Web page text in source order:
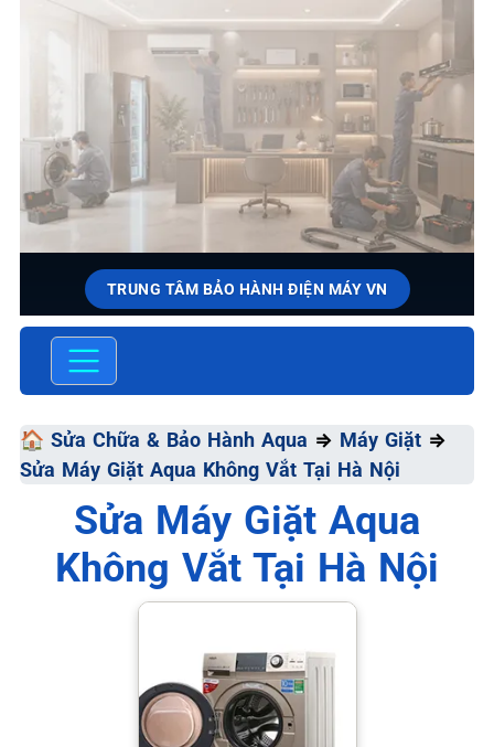
TRUNG TÂM BẢO HÀNH ĐIỆN MÁY VN
SỬA CHỮA & BẢO HÀNH AQUA
Chất Lượng Tối Ưu - Giá Thành Tối Thiểu - Dịch Vụ Tối
📞 09.663.898.33
🏠 Sửa Chữa & Bảo Hành Aqua ⇒ Máy Giặt ⇒
Sửa Máy Giặt Aqua Không Vắt Tại Hà Nội
Sửa Máy Giặt Aqua
Không Vắt Tại Hà Nội